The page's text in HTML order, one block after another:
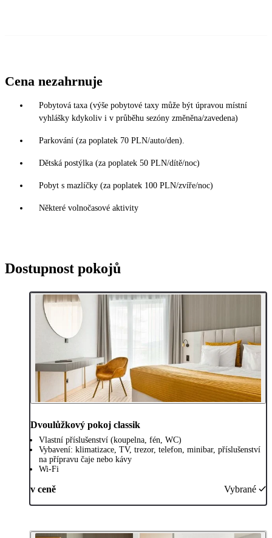
Cena nezahrnuje
Pobytová taxa (výše pobytové taxy může být úpravou místní
vyhlášky kdykoliv i v průběhu sezóny změněna/zavedena)
Parkování (za poplatek 70 PLN/auto/den).
Dětská postýlka (za poplatek 50 PLN/dítě/noc)
Pobyt s mazlíčky (za poplatek 100 PLN/zvíře/noc)
Některé volnočasové aktivity
Dostupnost pokojů
Dvoulůžkový pokoj classik
Vlastní příslušenství (koupelna, fén, WC)
Vybavení: klimatizace, TV, trezor, telefon, minibar, příslušenství
na přípravu čaje nebo kávy
Wi-Fi
v ceně Vybrané